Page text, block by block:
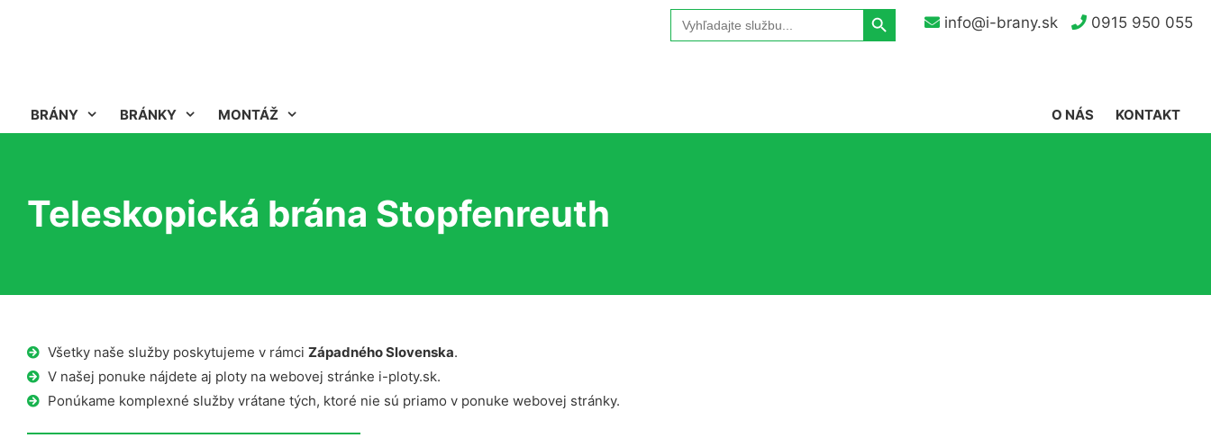
info@i-brany.sk 0915 950 055
Search
for:
Search Button
BRÁNY BRÁNKY MONTÁŽ KONTAKT
O NÁS
Teleskopická brána Stopfenreuth
Všetky naše služby poskytujeme v rámci Západného Slovenska.
V našej ponuke nájdete aj ploty na webovej stránke i-ploty.sk.
Ponúkame komplexné služby vrátane tých, ktoré nie sú priamo v ponuke webovej stránky.